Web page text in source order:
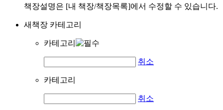
책장설명은 [내 책장/책장목록]에서 수정할 수 있습니다.
새책장 카테고리
카테고리
취소
카테고리
취소